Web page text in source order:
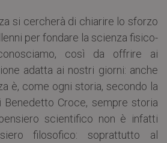
si cercherà di chiarire lo sforzo
per fondare la scienza fisico-
così da offrire ai
adatta ai nostri giorni: anche
è, come ogni storia, secondo la
Benedetto Croce, sempre storia
scientifico non è infatti
filosofico: soprattutto al